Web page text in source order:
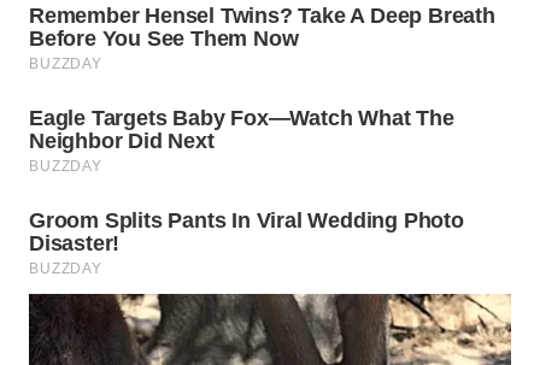
WN
SIMALUNGUN
LABUHANBATU
TAPANULI
TENGAH
WN DELI
SERDANG